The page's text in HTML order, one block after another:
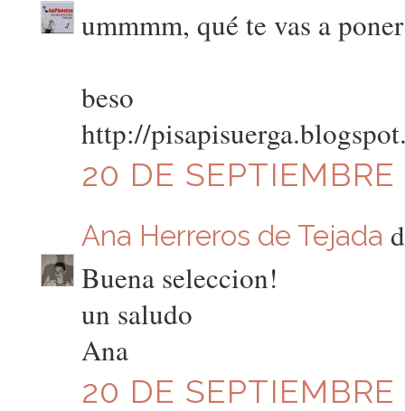
ummmm, qué te vas a
beso
http://
20 DE
Ana Herreros de Tejada
Buena seleccion!
un saludo
Ana
20 DE